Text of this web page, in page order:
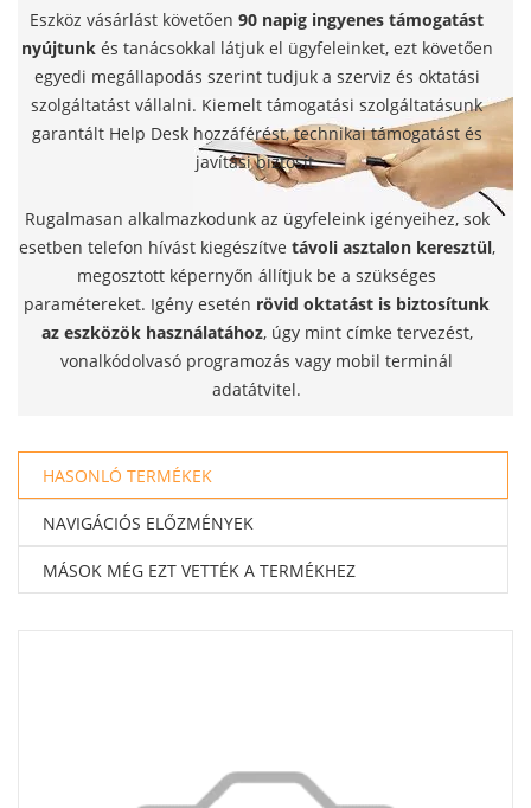
Eszköz vásárlást követően 90 napig ingyenes támogatást
nyújtunkés tanácsokkal látjuk el ügyfeleinket, ezt követően
egyedi megállapodás szerint tudjuk a szerviz és oktatási
szolgáltatást vállalni. Kiemelt támogatási szolgáltatásunk
garantált Help Desk hozzáférést, technikai támogatást és
javítási biztosít.
Rugalmasan alkalmazkodunk az ügyfeleink igényeihez, sok
esetben telefon hívást kiegészítve távoli asztalon keresztül,
megosztott képernyőn állítjuk be a szükséges
paramétereket. Igény esetén rövid oktatást is biztosítunk
az eszközök használatához, úgy mint címke tervezést,
vonalkódolvasó programozás vagy mobil terminál
adatátvitel.
HASONLÓ TERMÉKEK
NAVIGÁCIÓS ELŐZMÉNYEK
MÁSOK MÉG EZT VETTÉK A TERMÉKHEZ